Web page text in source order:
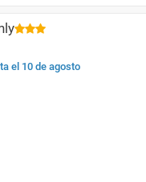
el 10 de agosto